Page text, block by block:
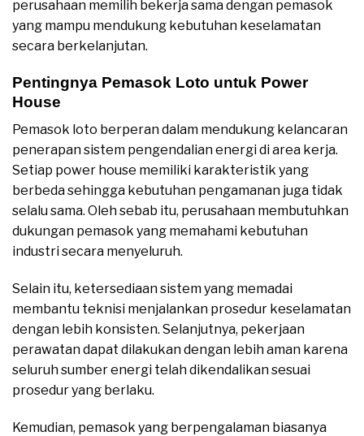
perusahaan memilih bekerja sama dengan pemasok
yang mampu mendukung kebutuhan keselamatan
secara berkelanjutan.
Pentingnya Pemasok Loto untuk Power
House
Pemasok loto berperan dalam mendukung kelancaran
penerapan sistem pengendalian energi di area kerja.
Setiap power house memiliki karakteristik yang
berbeda sehingga kebutuhan pengamanan juga tidak
selalu sama. Oleh sebab itu, perusahaan membutuhkan
dukungan pemasok yang memahami kebutuhan
industri secara menyeluruh.
Selain itu, ketersediaan sistem yang memadai
membantu teknisi menjalankan prosedur keselamatan
dengan lebih konsisten. Selanjutnya, pekerjaan
perawatan dapat dilakukan dengan lebih aman karena
seluruh sumber energi telah dikendalikan sesuai
prosedur yang berlaku.
Kemudian, pemasok yang berpengalaman biasanya